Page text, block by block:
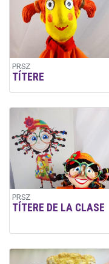
PRSZ
TÍTERE
PRSZ
TÍTERE DE LA CLASE